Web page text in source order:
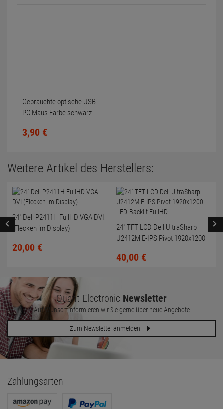
Gebrauchte optische USB
PC Maus Farbe schwarz
3,90 €
Weitere Artikel des Herstellers:
24" Dell P2411H FullHD VGA DVI
(Flecken im Display)
20,00 €
24" TFT LCD Dell UltraSharp
U2412M E-IPS Pivot 1920x1200
40,00 €
Quant Electronic Newsletter
Auf Wunsch informieren wir Sie gerne über neue Angebote
Zum Newsletter anmelden
Zahlungsarten